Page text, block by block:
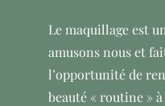
Le maquillage est
amusons nous et
l’opportunité de
beauté « routine »